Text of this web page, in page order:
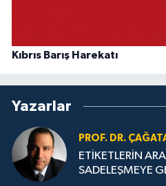
Kıbrıs Barış Harekatı
Yazarlar
PROF. DR.
ETİKETLERİN
SADELEŞMEYE